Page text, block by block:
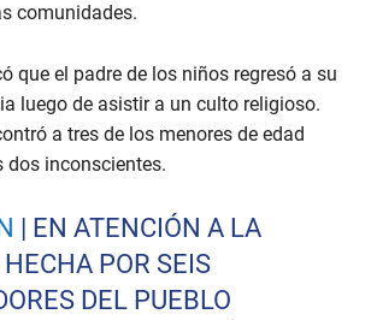
comunidades.
que el padre de los niños regresó a su
luego de asistir a un culto religioso.
a tres de los menores de edad
dos inconscientes.
| EN ATENCIÓN A LA
POR SEIS
DEL PUEBLO